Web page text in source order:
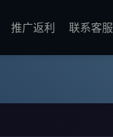
推广返利 联系客服